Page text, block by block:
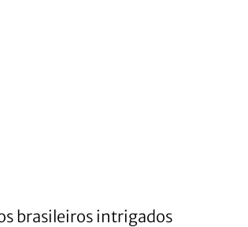
brasileiros intrigados